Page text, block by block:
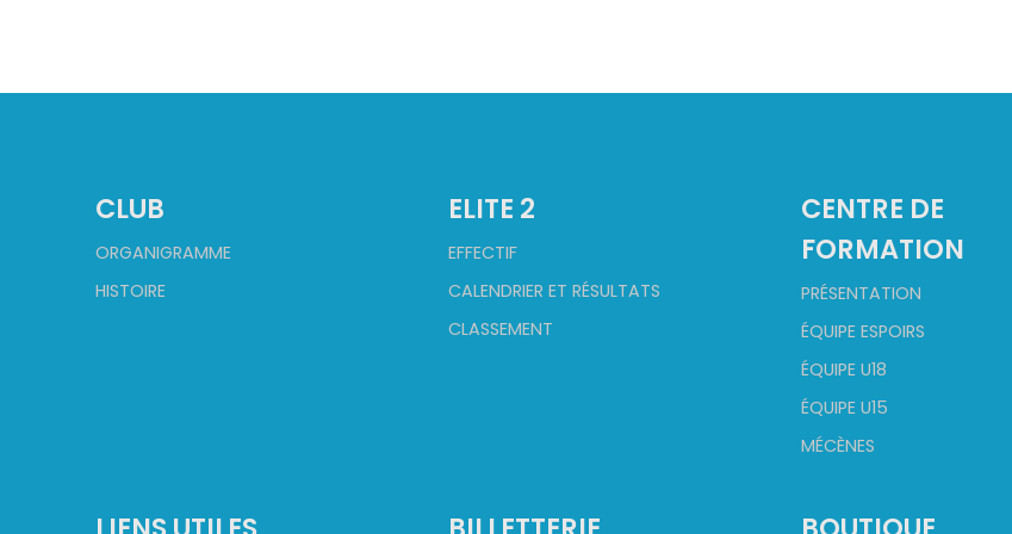
CLUB
ORGANIGRAMME
HISTOIRE
ELITE 2
EFFECTIF
CALENDRIER ET RÉSULTATS
CLASSEMENT
CENTRE DE
FORMATION
PRÉSENTATION
ÉQUIPE ESPOIRS
ÉQUIPE U18
ÉQUIPE U15
MÉCÈNES